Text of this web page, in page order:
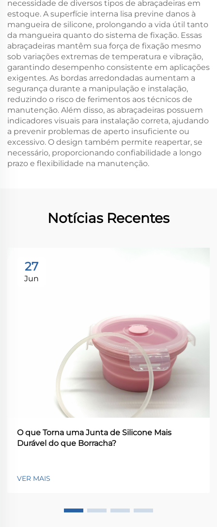
necessidade de diversos tipos de abraçadeiras em
estoque. A superfície interna lisa previne danos à
mangueira de silicone, prolongando a vida útil tanto
da mangueira quanto do sistema de fixação. Essas
abraçadeiras mantêm sua força de fixação mesmo
sob variações extremas de temperatura e vibração,
garantindo desempenho consistente em aplicações
exigentes. As bordas arredondadas aumentam a
segurança durante a manipulação e instalação,
reduzindo o risco de ferimentos aos técnicos de
manutenção. Além disso, as abraçadeiras possuem
indicadores visuais para instalação correta, ajudando
a prevenir problemas de aperto insuficiente ou
excessivo. O design também permite reapertar, se
necessário, proporcionando confiabilidade a longo
prazo e flexibilidade na manutenção.
Notícias Recentes
27
Jun
O que Torna uma Junta de Silicone Mais
Durável do que Borracha?
VER MAIS